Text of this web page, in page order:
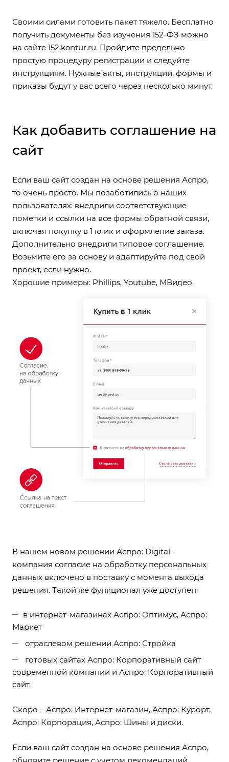
Своими силами готовить пакет тяжело. Бесплатно
получить документы без изучения 152-ФЗ можно
на сайте 152.kontur.ru. Пройдите предельно
простую процедуру регистрации и следуйте
инструкциям. Нужные акты, инструкции, формы и
приказы будут у вас всего через несколько минут.
Как добавить соглашение на
сайт
Если ваш сайт создан на основе решения Аспро,
то очень просто. Мы позаботились о наших
пользователях: внедрили соответствующие
пометки и ссылки на все формы обратной связи,
включая покупку в 1 клик и оформление заказа.
Дополнительно внедрили типовое соглашение.
Возьмите его за основу и адаптируйте под свой
проект, если нужно.
Хорошие примеры: Phillips, Youtube, МВидео.
В нашем новом решении Аспро: Digital-
компания согласие на обработку персональных
данных включено в поставку с момента выхода
решения. Такой же функционал уже доступен:
в интернет-магазинах Аспро: Оптимус, Аспро:
Маркет
отраслевом решении Аспро: Стройка
готовых сайтах Аспро: Корпоративный сайт
современной компании и Аспро: Корпоративный
сайт.
Скоро – Аспро: Интернет-магазин, Аспро: Курорт,
Аспро: Корпорация, Аспро: Шины и диски.
Если ваш сайт создан на основе решения Аспро,